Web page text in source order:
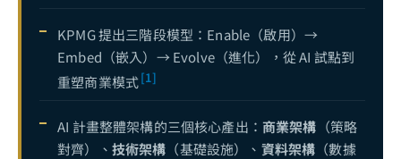
GenAI 企業實踐路徑完全解析：從識別場景到規模化部署的六階段框架
KPMG 提出三階段模型：Enable（啟用）→
Embed（嵌入）→ Evolve（進化），從 AI 試點到
重塑商業模式[1]
AI 計畫整體架構的三個核心產出： 商業架構 （策略
對齊）、 技術架構 （基礎設施）、 資料架構 （數據